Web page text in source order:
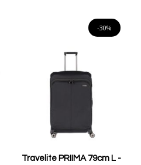
-30%
Travelite PRIIMA 79cm L -